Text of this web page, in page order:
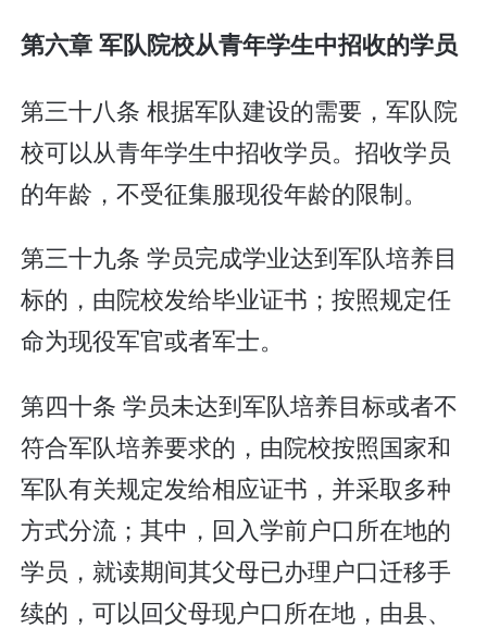
第六章 军队院校从青年学生中招收的学员
第三十八条 根据军队建设的需要，军队院
校可以从青年学生中招收学员。招收学员
的年龄，不受征集服现役年龄的限制。
第三十九条 学员完成学业达到军队培养目
标的，由院校发给毕业证书；按照规定任
命为现役军官或者军士。
第四十条 学员未达到军队培养目标或者不
符合军队培养要求的，由院校按照国家和
军队有关规定发给相应证书，并采取多种
方式分流；其中，回入学前户口所在地的
学员，就读期间其父母已办理户口迁移手
续的，可以回父母现户口所在地，由县、